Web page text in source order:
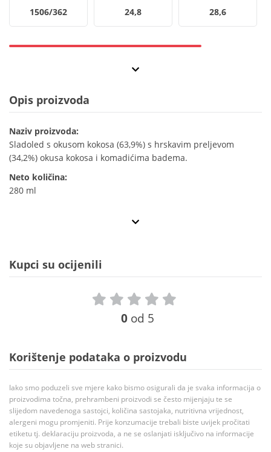
1506/362 24,8 28,6
Opis proizvoda
Naziv proizvoda:
Sladoled s okusom kokosa (63,9%) s hrskavim preljevom
(34,2%) okusa kokosa i komadićima badema.
Neto količina:
280 ml
Kupci su ocijenili
0 od 5
Korištenje podataka o proizvodu
Iako smo poduzeli sve mjere kako bismo osigurali da je svaka informacija o
proizvodima točna, prehrambeni proizvodi se često mijenjaju te se
slijedom navedenoga sastojci, količina sastojaka, nutritivna vrijednost,
alergeni mogu promjeniti. Prije konzumacije trebali biste uvijek pročitati
etiketu tj. deklaraciju proizvoda, a ne se oslanjati isključivo na informacije
koje su objavljene na web stranici.